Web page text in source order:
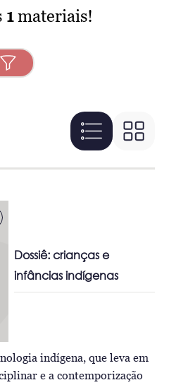
1materiais!
Dossiê: crianças e
infâncias indígenas
indígena, que leva em
e a contemporização